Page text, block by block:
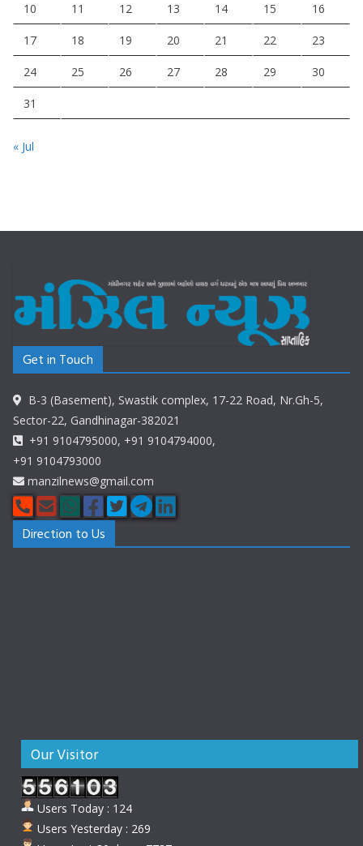
10 11 12 13 14 15 16
17 18 19 20 21 22 23
24 25 26 27 28 29 30
31
« Jul
Get in Touch
B-3 (Basement), Swastik complex, 17-22 Road, Nr.Gh-5,
Sector-22, Gandhinagar-382021
+91 9104795000, +91 9104794000,
+91 9104793000
manzilnews@gmail.com
Direction to Us
Our Visitor
Users Today : 124
Users Yesterday : 269